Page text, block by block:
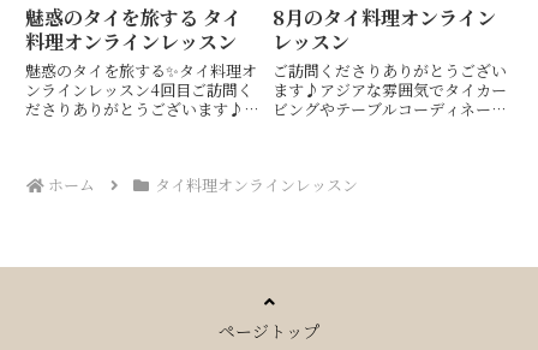
魅惑のタイを旅する タイ
料理オンラインレッスン
魅惑のタイを旅する✨タイ料理オ
ンラインレッスン4回目ご訪問く
ださりありがとうございます♪ア
Hiroko's Thai Table (ヒロコズ
8月のタイ料理オンライン
レッスン
ご訪問くださりありがとうござい
ます♪アジアな雰囲気でタイカー
ビングやテーブルコーディネート
マヒロコ)です(^^)キッチンス
ホーム タイ料理オンラインレッスン
ページトップ